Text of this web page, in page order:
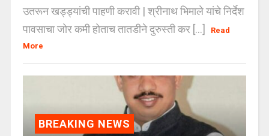
उतरून खड्ड्यांची पाहणी करावी | श्रीनाथ भिमाले यांचे निर्देश
पावसाचा जोर कमी होताच तातडीने दुरुस्ती कर [...]
Read
More
BREAKING NEWS